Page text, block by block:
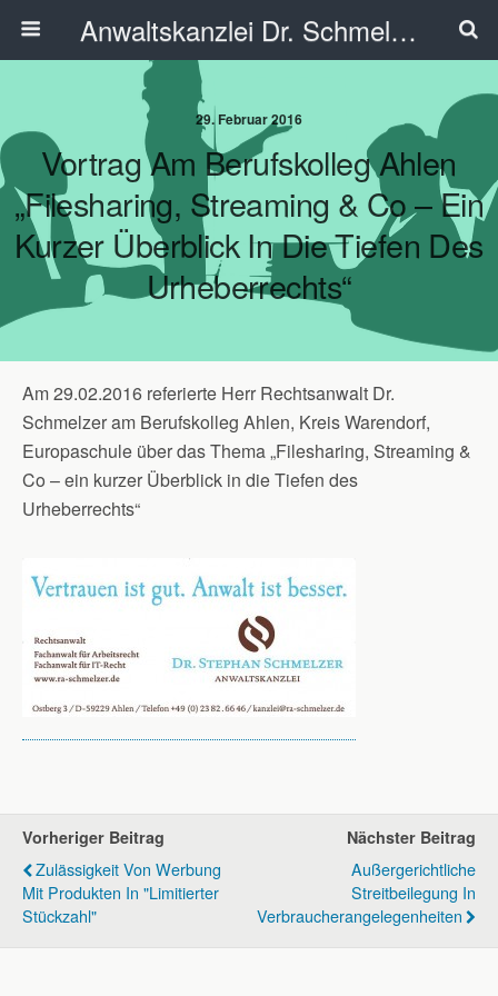
Anwaltskanzlei Dr. Schmelzer - Ahlen
29. Februar 2016
Vortrag Am Berufskolleg Ahlen
„Filesharing, Streaming & Co – Ein
Kurzer Überblick In Die Tiefen Des
Urheberrechts“
Am 29.02.2016 referierte Herr Rechtsanwalt Dr.
Schmelzer am Berufskolleg Ahlen, Kreis Warendorf,
Europaschule über das Thema „Filesharing, Streaming &
Co – ein kurzer Überblick in die Tiefen des
Urheberrechts“
Vorheriger Beitrag
Zulässigkeit Von Werbung
Mit Produkten In "limitierter
Stückzahl"
Nächster Beitrag
Außergerichtliche
Streitbeilegung In
Verbraucherangelegenheiten